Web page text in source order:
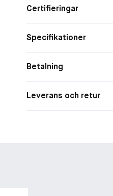
Certifieringar
Specifikationer
Betalning
Leverans och retur